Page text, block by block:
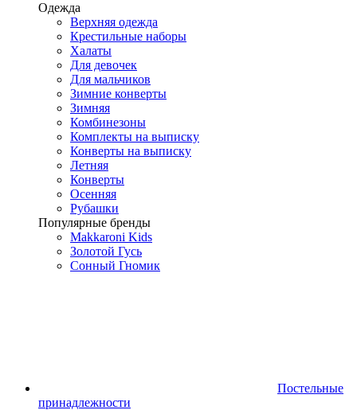
Одежда
Верхняя одежда
Крестильные наборы
Халаты
Для девочек
Для мальчиков
Зимние конверты
Зимняя
Комбинезоны
Комплекты на выписку
Конверты на выписку
Летняя
Конверты
Осенняя
Рубашки
Популярные бренды
Makkaroni Kids
Золотой Гусь
Сонный Гномик
Постельные
принадлежности